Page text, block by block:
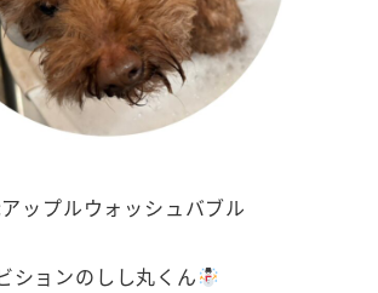
ップルウォッシュバブル
ションのしし丸くん